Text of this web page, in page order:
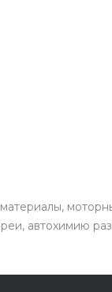
автохимию